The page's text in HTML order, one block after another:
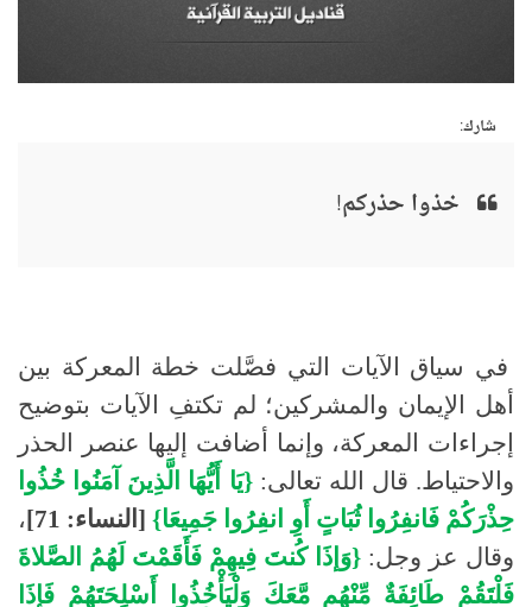
شارك:
خذوا حذركم!
في سياق الآيات التي فصَّلت خطة المعركة بين
أهل الإيمان والمشركين؛ لم تكتفِ الآيات بتوضيح
إجراءات المعركة، وإنما أضافت إليها عنصر الحذر
والاحتياط. قال الله تعالى:{يَا أَيُّهَا الَّذِينَ آمَنُوا خُذُوا
حِذْرَكُمْ فَانفِرُوا ثُبَاتٍ أَوِ انفِرُوا جَمِيعَا}[النساء: 71]
،
وقال عز وجل: {وَإذَا كُنتَ فِيهِمْ فَأَقَمْتَ لَهُمُ الصَّلاةَ
فَلْتَقُمْ طَائِفَةٌ مِّنْهُم مَّعَكَ وَلْيَأْخُذُوا أَسْلِحَتَهُمْ فَإذَا